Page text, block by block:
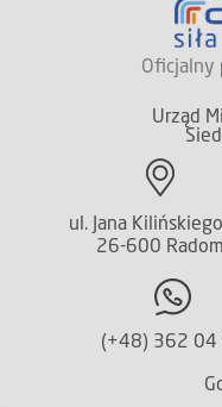
Oficjalny
Urząd
ul. Jana
26-600 Radom
(+48) 362 04